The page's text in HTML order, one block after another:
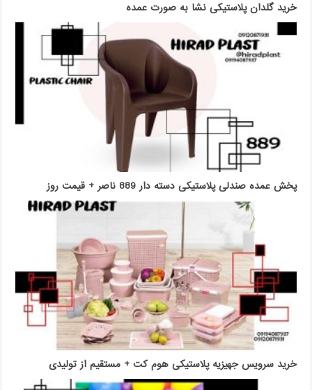
خرید گلدان پلاستیکی نشا به صورت عمده
پخش عمده صندلی پلاستیکی دسته دار 889 ناصر + قیمت روز
خرید سرویس جهیزیه پلاستیکی هوم کت + مستقیم از تولیدی